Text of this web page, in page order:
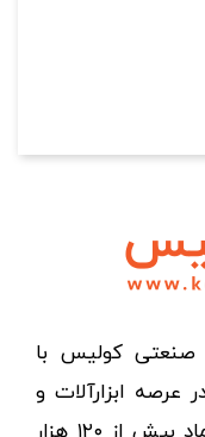
صنعتی کولیس با
فعالیت در عرصه ابزارآلات و